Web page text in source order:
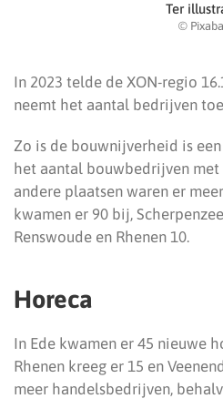
Ter
©
In 2023 telde de XON-regio
neemt het aantal bedrijven
Zo is de bouwnijverheid is
het aantal bouwbedrijven
andere plaatsen waren er
kwamen er 90 bij,
Renswoude en Rhenen 10.
Horeca
In Ede kwamen er 45 nieuwe
Rhenen kreeg er 15 en
meer handelsbedrijven,